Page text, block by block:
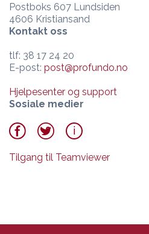
Postboks 607 Lundsiden
4606 Kristiansand
Kontakt oss
tlf: 38 17 24 20
E-post: post@profundo.no
Hjelpesenter og support
Sosiale medier
Tilgang til Teamviewer